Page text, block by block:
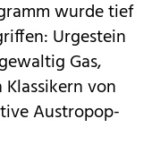
wurde tief
Urgestein
Gas,
von
Austropop-